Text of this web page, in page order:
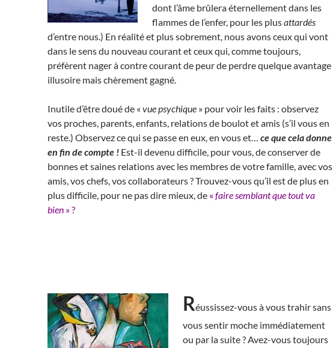
dont l’âme brûlera éternellement dans les
flammes de l’enfer, pour les plusattardés
d’entre nous.) En réalité et plus sobrement, nous avons ceux qui vont
dans le sens du nouveau courant et ceux qui, comme toujours,
préfèrent nager à contre courant de peur de perdre quelque avantage
illusoire mais chèrement gagné.
Inutile d’être doué de « vue psychique » pour voir les faits : observez
vos proches, parents, enfants, relations de boulot et amis (s’il vous en
reste.) Observez ce qui se passe en eux, en vous et… ce que cela donne
en fin de compte ! Est-il devenu difficile, pour vous, de conserver de
bonnes et saines relations avec les membres de votre famille, avec vos
amis, vos chefs, vos collaborateurs ? Trouvez-vous qu’il est de plus en
plus difficile, pour ne pas dire mieux, de « faire semblant que tout va
bien » ?
Réussissez-vous à vous trahir sans
vous sentir moche immédiatement
ou par la suite ? Avez-vous toujours